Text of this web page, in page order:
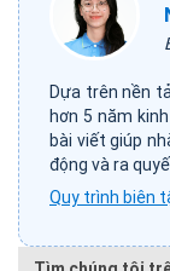
Dựa trên nền
hơn 5 năm
bài viết giúp
động và ra
Quy trình biên